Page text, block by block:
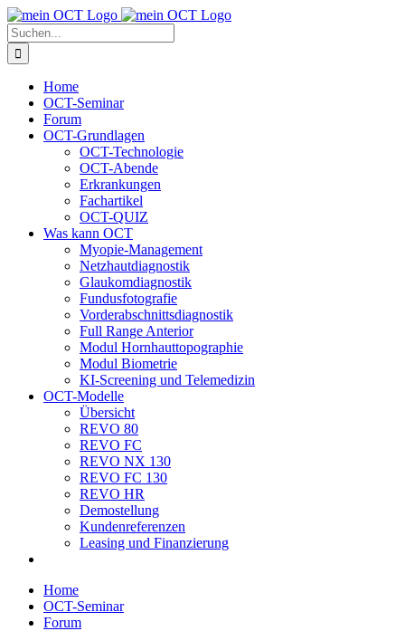
Skip
to
content
Suche
nach:
Home
OCT-Seminar
Forum
OCT-Grundlagen
OCT-Technologie
OCT-Abende
Erkrankungen
Fachartikel
OCT-QUIZ
Was kann OCT
Myopie-Management
Netzhautdiagnostik
Glaukomdiagnostik
Fundusfotografie
Vorderabschnittsdiagnostik
Full Range Anterior
Modul Hornhauttopographie
Modul Biometrie
KI-Screening und Telemedizin
OCT-Modelle
Übersicht
REVO 80
REVO FC
REVO NX 130
REVO FC 130
REVO HR
Demostellung
Kundenreferenzen
Leasing und Finanzierung
Home
OCT-Seminar
Forum